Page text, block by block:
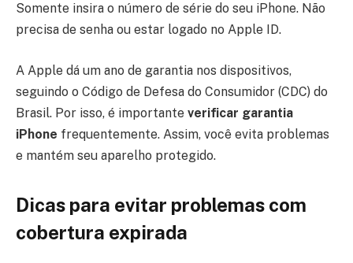
Somente insira o número de série do seu iPhone. Não
precisa de senha ou estar logado no Apple ID.
A Apple dá um ano de garantia nos dispositivos,
seguindo o Código de Defesa do Consumidor (CDC) do
Brasil. Por isso, é importante verificar garantia
iPhone frequentemente. Assim, você evita problemas
e mantém seu aparelho protegido.
Dicas para evitar problemas com
cobertura expirada